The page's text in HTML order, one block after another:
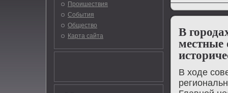
Проишествия
События
Общество
Карта сайта
В
местные
В ходе